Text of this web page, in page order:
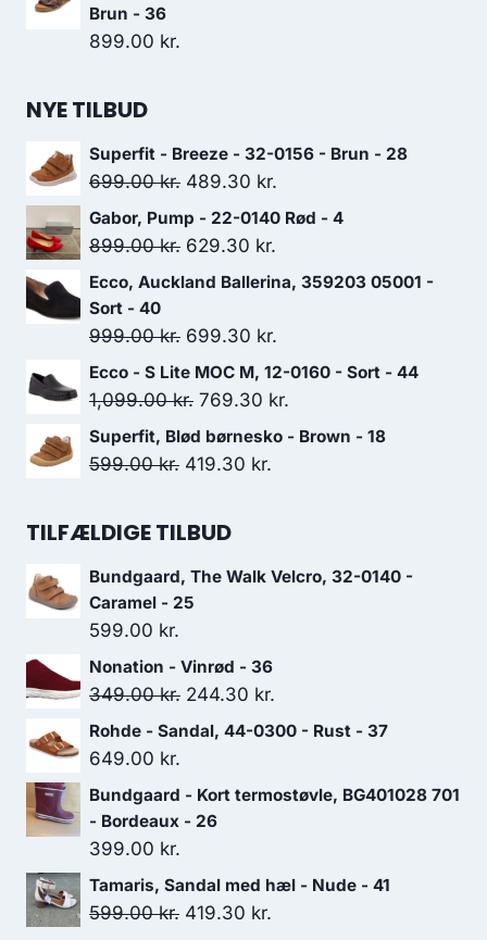
Brun - 36
899.00 kr.
NYE TILBUD
Superfit - Breeze - 32-0156 - Brun - 28
699.00kr. Den
oprindelige
pris
489.30 kr.
aktuelle
489.30 kr..
Gabor, Pump - 22-0140 Rød - 4
899.00kr. Den
oprindelige
var:
899.00 kr..
629.30 kr.
aktuelle
629.30 kr..
Ecco, Auckland Ballerina, 359203 05001 -
Sort - 40
999.00kr. Den
oprindelige
pris
999.00 kr..
699.30 kr.
aktuelle
pris
Ecco - S Lite MOC M, 12-0160 - Sort - 44
1,099.00kr. Den
oprindelige
pris
769.30 kr.
aktuelle
Superfit, Blød børnesko - Brown - 18
599.00kr. Den
pris
599.00 kr..
419.30 kr.
419.30 kr..
TILFÆLDIGE TILBUD
Bundgaard, The Walk Velcro, 32-0140 -
Caramel - 25
599.00 kr.
Nonation - Vinrød - 36
349.00kr. Den
oprindelige
349.00 kr..
244.30 kr.
aktuelle
244.30 kr..
Rohde - Sandal, 44-0300 - Rust - 37
649.00 kr.
Bundgaard - Kort termostøvle, BG401028 701
- Bordeaux - 26
399.00 kr.
Tamaris, Sandal med hæl - Nude - 41
599.00kr. Den
419.30 kr.